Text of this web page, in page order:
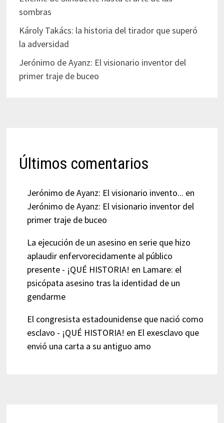
sombras
Károly Takács: la historia del tirador que superó
la adversidad
Jerónimo de Ayanz: El visionario inventor del
primer traje de buceo
Últimos comentarios
Jerónimo de Ayanz: El visionario invento... en
Jerónimo de Ayanz: El visionario inventor del
primer traje de buceo
La ejecución de un asesino en serie que hizo
aplaudir enfervorecidamente al público
presente - ¡QUÉ HISTORIA! en Lamare: el
psicópata asesino tras la identidad de un
gendarme
El congresista estadounidense que nació como
esclavo - ¡QUÉ HISTORIA! en El exesclavo que
envió una carta a su antiguo amo